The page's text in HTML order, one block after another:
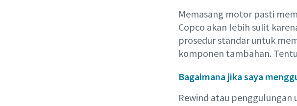
Memasang motor pasti
Copco akan lebih sulit
prosedur standar untuk
komponen tambahan.
Bagaimana jika saya
Rewind atau